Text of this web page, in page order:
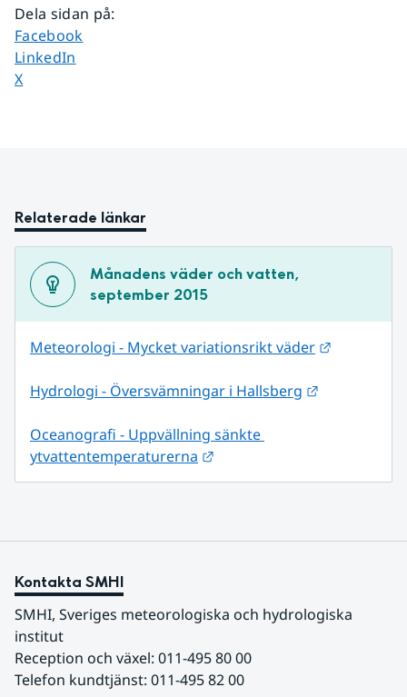
Dela sidan på:
Dela sidan på
Facebook
Dela sidan på
LinkedIn
Dela sidan på
X
Relaterade länkar
Månadens väder och vatten,
september 2015
Meteorologi - Mycket variationsrikt väder
Hydrologi - Översvämningar i Hallsberg
Oceanografi - Uppvällning sänkte
ytvattentemperaturerna
Kontakta SMHI
SMHI, Sveriges meteorologiska och hydrologiska
institut
Reception och växel: 011-495 80 00
Telefon kundtjänst: 011-495 82 00